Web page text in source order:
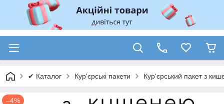
✔ Каталог Кур'єрські пакети Кур'єрський пакет з
–4%